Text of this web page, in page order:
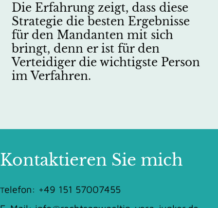
Die Erfahrung zeigt, dass diese
Strategie die besten Ergebnisse
für den Mandanten mit sich
bringt, denn er ist für den
Verteidiger die wichtigste Person
im Verfahren.
Kontaktieren Sie mich
Telefon: +49 151 57007455